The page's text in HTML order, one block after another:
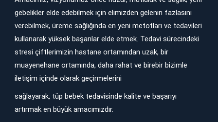
gebelikler elde edebilmek için elimizden gelenin fazlasını
verebilmek, üreme sağlığında en yeni metotları ve tedavileri
kullanarak yüksek başarılar elde etmek. Tedavi sürecindeki
stresi çiftlerimizin hastane ortamından uzak, bir
muayenehane ortamında, daha rahat ve birebir bizimle
iletişim içinde olarak geçirmelerini
sağlayarak, tüp bebek tedavisinde kalite ve başarıyı
artırmak en büyük amacımızdır.